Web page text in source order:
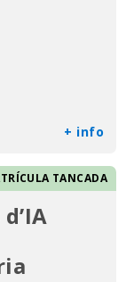
+ info
TANCADA